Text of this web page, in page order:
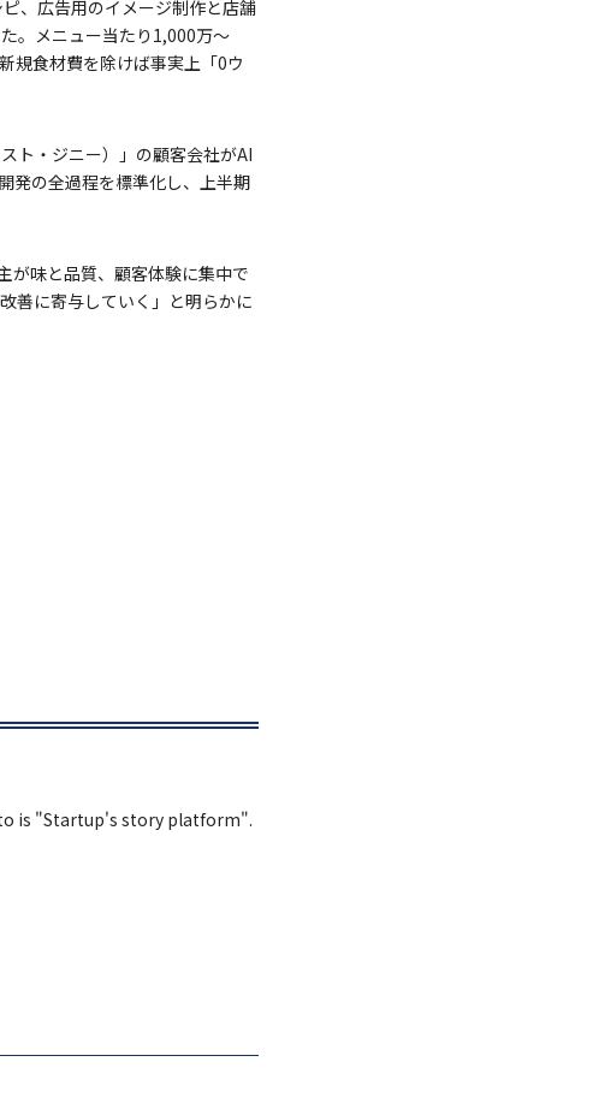
、広告用のイメージ制作と店舗
。メニュー当たり1,000万～
規食材費を除けば事実上「0ウ
ト・ジニー）」の顧客会社がAI
発の全過程を標準化し、上半期
が味と品質、顧客体験に集中で
善に寄与していく」と明らかに
is "Startup's story platform".